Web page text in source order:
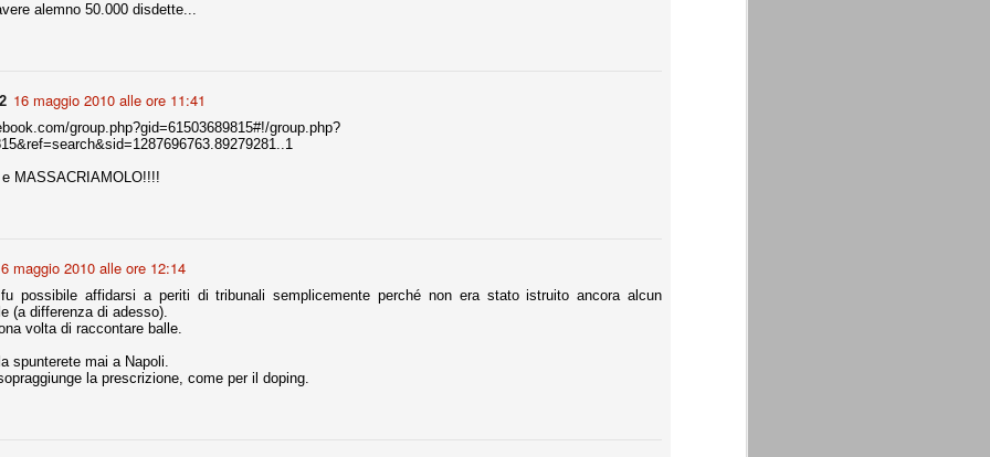
alemno 50.000 disdette...
16 maggio 2010 alle ore 11:41
group.php?gid=61503689815#!/group.php?
MASSACRIAMOLO!!!!
maggio 2010 alle ore 12:14
possibile affidarsi a periti di tribunali semplicemente perché non era stato istruito ancora alcun
(a differenza di adesso).
volta di raccontare balle.
spunterete mai a Napoli.
la prescrizione, come per il doping.
non è una storiaccia legata alla ex Jugoslavia. Dicevamo che ci sono
età (29 anni), e sono fisicamente simili, entrambi grandi e grossi.
europee, e tutti e due sono appena arrivati a giocare in Italia. Il
finora sono le motivazioni del giudizio di Cassazione relativo a
scelto di farsi giudicare con il rito abbreviato.
e quindi non le commenteremo, le considerazioni (di parte)
dalla maggior parte dei media (chissà perché...), come fossero
quello che è: un allenamento in vista della stagione, una ghiotta
preziosi minuti nelle gambe. E chi sabato era allo stadio a San
A
delle liste.